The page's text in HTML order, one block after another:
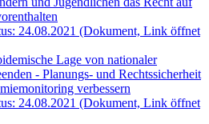
24.08.2021 (Dokument, Link öffnet
Lage von nationaler
- Planungs- und Rechtssicherheit
verbessern
24.08.2021 (Dokument, Link öffnet